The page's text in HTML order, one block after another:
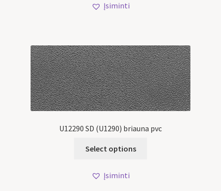
Įsiminti
U12290 SD (U1290) briauna pvc
Select options
Įsiminti